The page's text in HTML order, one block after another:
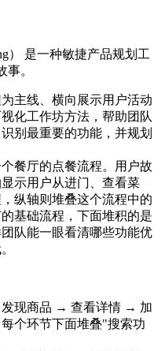
）
是一种敏捷产品规划工
。
为主线、横向展示用户活动
化工作坊方法，帮助团队
别最重要的功能，并规划
个餐厅的点餐流程。用户故
示用户从进门、查看菜
纵轴则堆叠这个流程中的
基础流程，下面堆积的是
队能一眼看清哪些功能优
发现商品 → 查看详情 → 加
个环节下面堆叠"搜索功